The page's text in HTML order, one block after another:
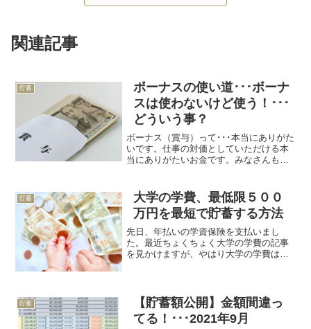
関連記事
貯蓄
ボーナスの使い道･･･ボーナ
スは使わないけど使う！･･･
どういう事？
ボーナス（賞与）って･･･本当にありがた
いです。仕事の対価としていただける本
当にありがたいお金です。みなさんもボ
貯蓄
大学の学費、最低限５００
万円を最短で貯蓄する方法
先日、年払いの学資保険を支払いまし
た。最近ちょくちょく大学の学費の記事
を見かけますが、やはり大学の学費は一
貯蓄
【貯蓄額公開】金額間違っ
てる！･･･2021年9月